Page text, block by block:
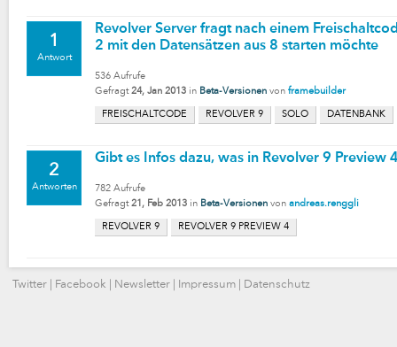
1
Antwort
Revolver Server fragt nach einem
2 mit den Datensätzen aus 8 starten möchte
536 Aufrufe
Gefragt 24, Jan 2013 in Beta-Versionen von framebuilder
FREISCHALTCODE REVOLVER 9 SOLO DATENBANK
2
Antworten
Gibt es Infos dazu, was in Revolver 9 Preview
782 Aufrufe
Gefragt 21, Feb 2013 in Beta-Versionen von andreas.renggli
REVOLVER 9 REVOLVER 9 PREVIEW 4
Twitter Facebook Newsletter Impressum Datenschutz